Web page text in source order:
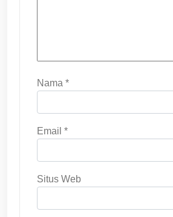
Nama *
Email *
Situs Web